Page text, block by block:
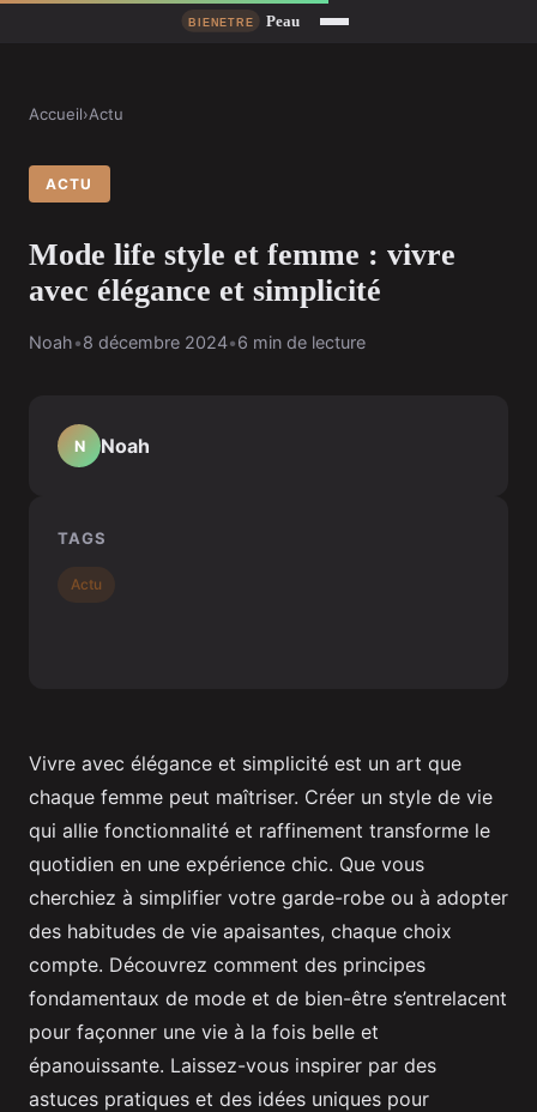
Accueil›Actu
ACTU
Mode life style et femme : vivre
avec élégance et simplicité
Noah•8 décembre 2024•6 min de lecture
Vivre avec élégance et simplicité est un art que
chaque femme peut maîtriser. Créer un style de vie
qui allie fonctionnalité et raffinement transforme le
quotidien en une expérience chic. Que vous
cherchiez à simplifier votre garde-robe ou à adopter
des habitudes de vie apaisantes, chaque choix
compte. Découvrez comment des principes
fondamentaux de mode et de bien-être s’entrelacent
pour façonner une vie à la fois belle et
épanouissante. Laissez-vous inspirer par des
astuces pratiques et des idées uniques pour
N Noah
TAGS
Actu